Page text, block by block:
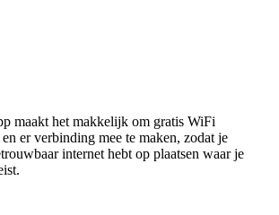
maakt het makkelijk om gratis WiFi
er verbinding mee te maken, zodat je
internet hebt op plaatsen waar je